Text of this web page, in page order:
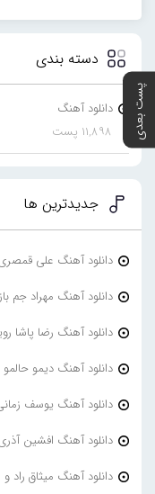
پست بعدی
دسته بندی
دانلود آهنگ
۱۱,۸۹۸ پست
جدیدترین ها
دانلود آهنگ علی
دانلود آهنگ مهراد جم
دانلود آهنگ رضا پاشا
دانلود آهنگ دیمو
دانلود آهنگ یوسف
دانلود آهنگ افشین
دانلود آهنگ میثاق